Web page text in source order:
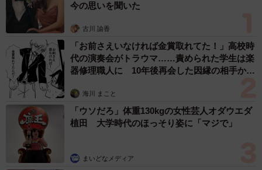
今の思いを聞いた
古川 諭香
「お前さえいなければ金賞取れてた！」高校時
代の演奏会がトラウマ……責められた学生は楽
器修理職人に 10年後再会した因縁の相手から
海川 まこと
「ウソだろ」体重130kgの女性芸人オダウエダ
植田 大学時代のほっそり姿に「マジで」
まいどなメディア